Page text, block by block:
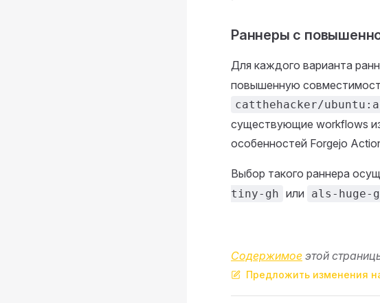
Раннеры с
Для каждого варианта
повышенную
catthehacker/
существующие workflows
особенностей Forgejo
Выбор такого раннера
tiny-gh или als-huge-
Содержимое этой
Предложить изменения